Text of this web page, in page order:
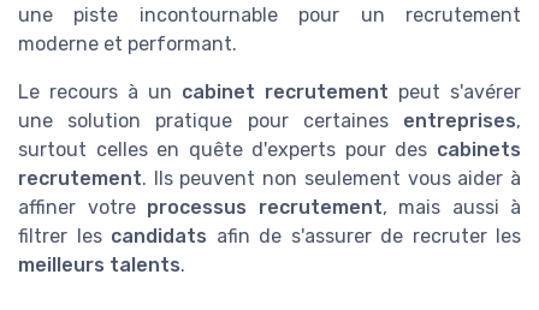
une piste incontournable pour un recrutement
moderne et performant.
Le recours à un cabinet recrutement peut s'avérer
une solution pratique pour certaines entreprises,
surtout celles en quête d'experts pour des cabinets
recrutement. Ils peuvent non seulement vous aider à
affiner votre processus recrutement, mais aussi à
filtrer les candidats afin de s'assurer de recruter les
meilleurs talents.